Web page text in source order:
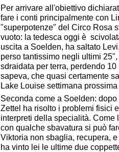
Per arrivare all'obiettivo
fare i conti principalmente con
"superpotenze" del Circo Rosa
vuoto: la tedesca oggi è
uscita a Soelden, ha saltato
perso tantissimo negli ultimi
sdraidata per terra, perdendo
sapeva, che quasi certamente
Lake Louise settimana
Seconda come a Soelden:
Zettel ha risolto i problemi fisici
interpreti della specialità. Come
con qualche sbavatura si può
Viktoria non sbaglia, recupera,
ha vinto lei le ultime due